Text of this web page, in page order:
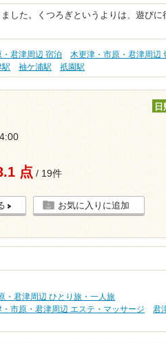
した。くつろぎというよりは、遊びに
君津周辺 宿泊
木更津・市原・君津周辺
駅 袖ケ浦駅 祇園駅
日
点 / 19件
お気に入りに追加
・君津周辺 ひとり旅・一人旅
・市原・君津周辺 エステ・マッサージ
君